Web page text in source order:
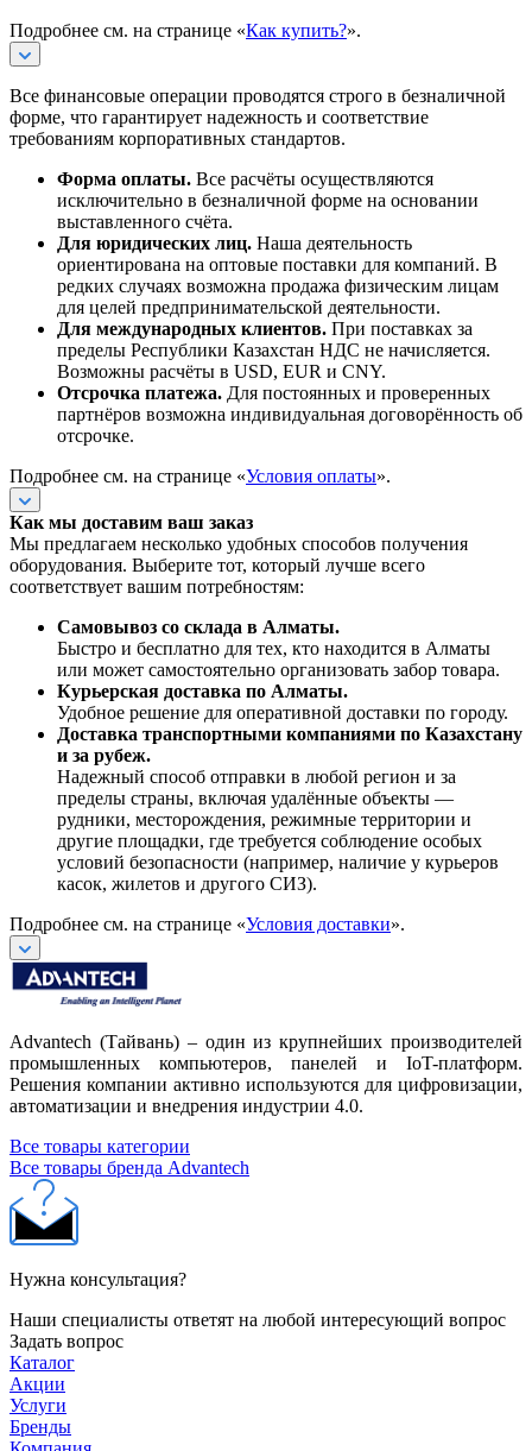
Подробнее см. на странице «Как купить?».
Все финансовые операции проводятся строго в безналичной
форме, что гарантирует надежность и соответствие
требованиям корпоративных стандартов.
Форма оплаты. Все расчёты осуществляются
исключительно в безналичной форме на основании
выставленного счёта.
Для юридических лиц. Наша деятельность
ориентирована на оптовые поставки для компаний. В
редких случаях возможна продажа физическим лицам
для целей предпринимательской деятельности.
Для международных клиентов. При поставках за
пределы Республики Казахстан НДС не начисляется.
Возможны расчёты в USD, EUR и CNY.
Отсрочка платежа. Для постоянных и проверенных
партнёров возможна индивидуальная договорённость об
отсрочке.
Подробнее см. на странице «Условия оплаты».
Как мы доставим ваш заказ
Мы предлагаем несколько удобных способов получения
оборудования. Выберите тот, который лучше всего
соответствует вашим потребностям:
Самовывоз со склада в Алматы.
Быстро и бесплатно для тех, кто находится в Алматы
или может самостоятельно организовать забор товара.
Курьерская доставка по Алматы.
Удобное решение для оперативной доставки по городу.
Доставка транспортными компаниями по Казахстану
и за рубеж.
Надежный способ отправки в любой регион и за
пределы страны, включая удалённые объекты —
рудники, месторождения, режимные территории и
другие площадки, где требуется соблюдение особых
условий безопасности (например, наличие у курьеров
касок, жилетов и другого СИЗ).
Подробнее см. на странице «Условия доставки».
Advantech (Тайвань) – один из крупнейших производителей
промышленных компьютеров, панелей и IoT-платформ.
Решения компании активно используются для цифровизации,
автоматизации и внедрения индустрии 4.0.
Все товары категории
Все товары бренда Advantech
Нужна консультация?
Наши специалисты ответят на любой интересующий вопрос
Задать вопрос
Каталог
Акции
Услуги
Бренды